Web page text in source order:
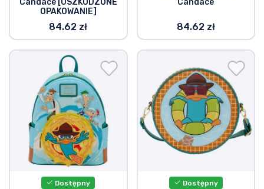
OPAKOWANIE]
84.62 zł 84.62 zł
Dostępny Dostępny